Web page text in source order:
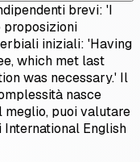
brevi: 'I
proposizioni
iniziali: 'Having
which met last
was necessary.' Il
nasce
puoi valutare
English